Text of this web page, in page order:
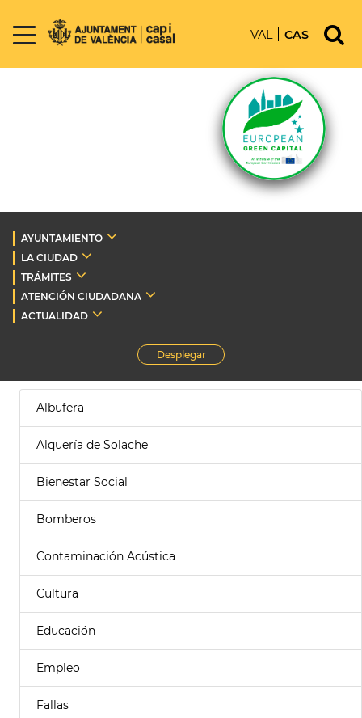
VAL CAS
AYUNTAMIENTO
LA CIUDAD
TRÁMITES
ATENCIÓN CIUDADANA
ACTUALIDAD
Desplegar
Albufera
Alquería de Solache
Bienestar Social
Bomberos
Contaminación Acústica
Cultura
Educación
Empleo
Fallas